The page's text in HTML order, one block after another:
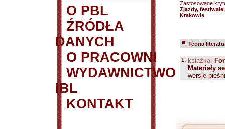
O PBL
ŹRÓDŁA
DANYCH
O PRACOWNI
WYDAWNICTWO
IBL
KONTAKT
Zastosowane
Zjazdy,
Krakowie
Teoria
1. książka:
Materiały
wersje